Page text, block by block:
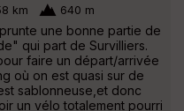
km 640 m
une bonne partie de
qui part de Survilliers.
faire un départ/arrivée
où on est quasi sur de
sablonneuse,et donc
un vélo totalement pourri